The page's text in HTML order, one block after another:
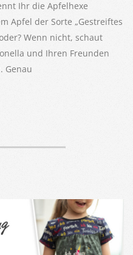
Ihr die Apfelhexe
Apfel der Sorte „Gestreiftes
Wenn nicht, schaut
und Ihren Freunden
Genau